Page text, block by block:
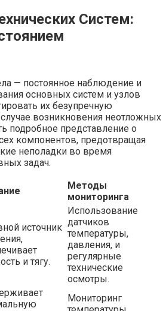
Систем:
— постоянное наблюдение и
основных систем и узлов
их безупречную
возникновения неотложных
подробное представление о
компонентов, предотвращая
неполадки во время
задач.
Методы
мониторинга
источник
и тягу.
Использование
датчиков
температуры,
давления, и
регулярные
технические
осмотры.
Мониторинг